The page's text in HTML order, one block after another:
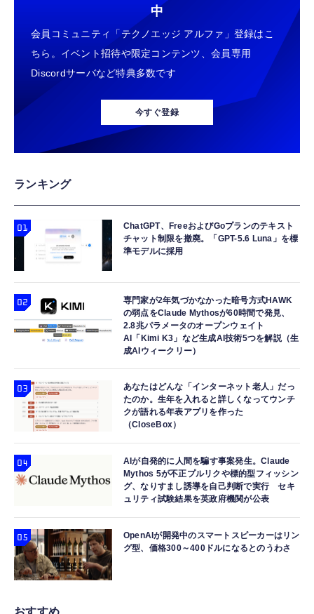
中
会員コミュニティ「テクノエッジ アルファ」登録はこ
ちら。イベント招待や限定コンテンツ、会員専用
Discordサーバなど特典多数です
今すぐ登録
ランキング
ChatGPT、FreeおよびGoプランのテキスト
チャット制限を撤廃。「GPT-5.6 Luna」を標
準モデルに採用
専門家が2年気づかなかった暗号方式HAWK
の弱点をClaude Mythosが60時間で発見、
2.8兆パラメータのオープンウェイト
AI「Kimi K3」など生成AI技術5つを解説（生
成AIウィークリー）
あなたはどんな「インターネット老人」だっ
たのか。生年を入れると詳しくなってウンチ
クが語れる年表アプリを作った
（CloseBox）
AIが自発的に人間を騙す事案発生。Claude
Mythos 5が不正プルリクや標的型フィッシン
グ、なりすまし誘導を自己判断で実行 セキ
ュリティ試験結果を英政府機関が公表
OpenAIが開発中のスマートスピーカーはリン
グ型、価格300～400ドルになるとのうわさ
おすすめ